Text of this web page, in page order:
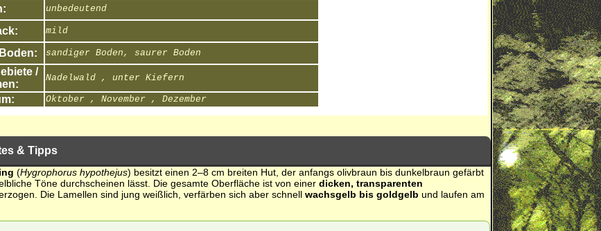
unbedeutend
mild
sandiger Boden, saurer Boden
/
Nadelwald , unter Kiefern
Oktober , November , Dezember
& Tipps
(Hygrophorus hypothejus) besitzt einen 2–8 cm breiten Hut, der anfangs olivbraun bis dunkelbraun gefärbt
Töne durchscheinen lässt. Die gesamte Oberfläche ist von einer dicken, transparenten
Die Lamellen sind jung weißlich, verfärben sich aber schnell wachsgelb bis goldgelb und laufen am